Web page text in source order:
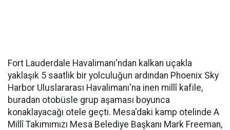
Fort Lauderdale Havalimanı'ndan kalkan uçakla
yaklaşık 5 saatlik bir yolculuğun ardından Phoenix Sky
Harbor Uluslararası Havalimanı'na inen millî kafile,
buradan otobüsle grup aşaması boyunca
konaklayacağı otele geçti. Mesa'daki kamp otelinde A
Millî Takımımızı Mesa Belediye Başkanı Mark Freeman,